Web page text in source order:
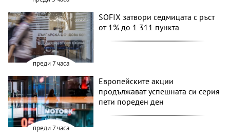
преди 7 часа
SOFIX затвори седмицата с ръст
от 1% до 1 311 пункта
преди 7 часа
Европейските акции
продължават успешната си серия
пети пореден ден